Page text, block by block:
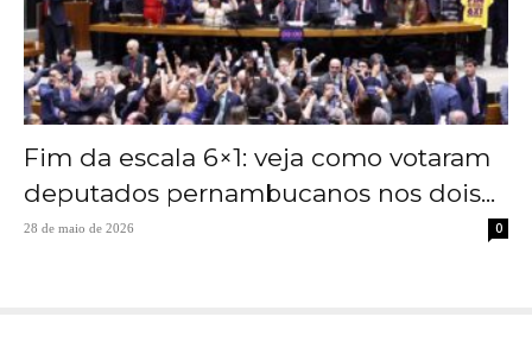
Fim da escala 6×1: veja como votaram
deputados pernambucanos nos dois...
28 de maio de 2026 0